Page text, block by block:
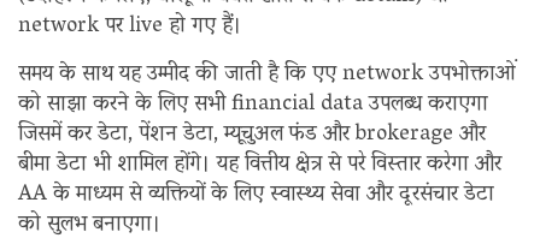
network पर live हो गए हैं।
समय के साथ यह उम्मीद की जाती है कि एए network उपभोक्ताओं
को साझा करने के लिए सभी financial data उपलब्ध कराएगा
जिसमें कर डेटा, पेंशन डेटा, म्यूचुअल फंड और brokerage और
बीमा डेटा भी शामिल होंगे। यह वित्तीय क्षेत्र से परे विस्तार करेगा और
AA के माध्यम से व्यक्तियों के लिए स्वास्थ्य सेवा और दूरसंचार डेटा
को सुलभ बनाएगा।